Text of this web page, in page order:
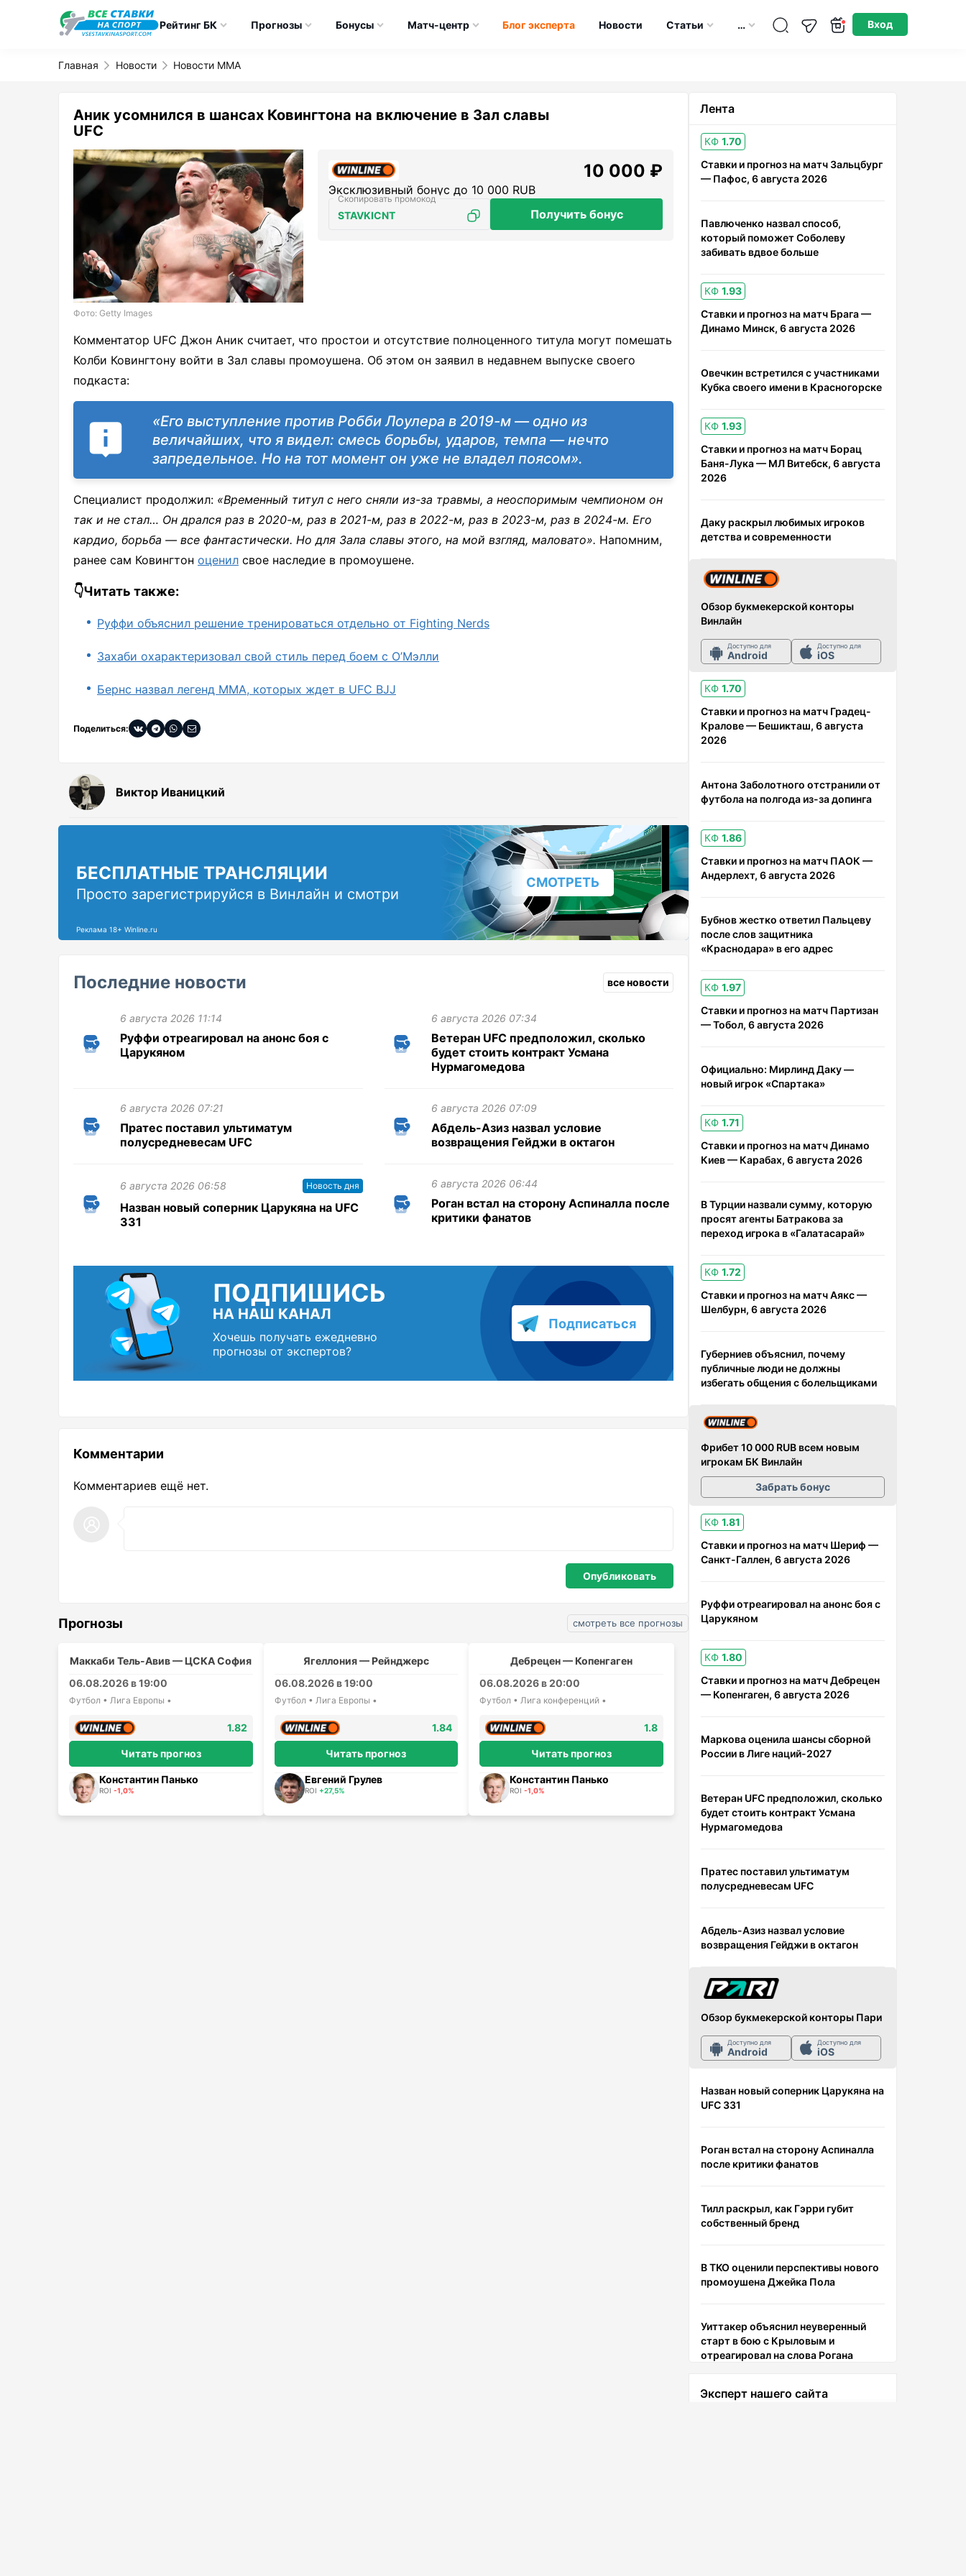
Рейтинг БК Прогнозы Бонусы Матч-центр Блог эксперта Новости Статьи … Вход
Главная Новости Новости ММА
Аник усомнился в шансах Ковингтона на включение в Зал славы
UFC
Фото: Getty Images
10 000 ₽
Эксклюзивный бонус до 10 000 RUB
STAVKICNT Получить бонус
Комментатор UFC Джон Аник считает, что простои и отсутствие полноценного титула могут помешать
Колби Ковингтону войти в Зал славы промоушена. Об этом он заявил в недавнем выпуске своего
подкаста:
«Его выступление против Робби Лоулера в 2019-м — одно из
величайших, что я видел: смесь борьбы, ударов, темпа — нечто
запредельное. Но на тот момент он уже не владел поясом».
Специалист продолжил: «Временный титул с него сняли из-за травмы, а неоспоримым чемпионом он
так и не стал… Он дрался раз в 2020-м, раз в 2021-м, раз в 2022-м, раз в 2023-м, раз в 2024-м. Его
кардио, борьба — все фантастически. Но для Зала славы этого, на мой взгляд, маловато». Напомним,
ранее сам Ковингтон оценил свое наследие в промоушене.
👇Читать также:
Руффи объяснил решение тренироваться отдельно от Fighting Nerds
Захаби охарактеризовал свой стиль перед боем с О’Мэлли
Бернс назвал легенд ММА, которых ждет в UFC BJJ
Поделиться:
Виктор Иваницкий
БЕСПЛАТНЫЕ ТРАНСЛЯЦИИ
Просто зарегистрируйся в Винлайн и смотри
СМОТРЕТЬ
Реклама 18+ Winline.ru
Последние новости все новости
6 августа 2026 11:14
Руффи отреагировал на анонс боя с
Царукяном
6 августа 2026 07:34
Ветеран UFC предположил, сколько
будет стоить контракт Усмана
Нурмагомедова
6 августа 2026 07:21
Пратес поставил ультиматум
полусредневесам UFC
6 августа 2026 07:09
Абдель-Азиз назвал условие
возвращения Гейджи в октагон
6 августа 2026 06:58 Новость дня
Назван новый соперник Царукяна на UFC
331
6 августа 2026 06:44
Роган встал на сторону Аспиналла после
критики фанатов
ПОДПИШИСЬ
НА НАШ КАНАЛ
Хочешь получать ежедневно
прогнозы от экспертов?
Подписаться
Комментарии
Комментариев ещё нет.
Прогнозы смотреть все прогнозы
Маккаби Тель-Авив — ЦСКА София
06.08.2026 в 19:00
Футбол • Лига Европы •
1.82
Читать прогноз
Константин Панько
ROI -1,0%
Ягеллония — Рейнджерс
06.08.2026 в 19:00
Футбол • Лига Европы •
1.84
Читать прогноз
Евгений Грулев
ROI +27,5%
Дебрецен — Копенгаген
06.08.2026 в 20:00
Футбол • Лига конференций •
1.8
Читать прогноз
Константин Панько
ROI-1,0%
Лента
КФ 1.70
Ставки и прогноз на матч Зальцбург
— Пафос, 6 августа 2026
Павлюченко назвал способ,
который поможет Соболеву
забивать вдвое больше
КФ 1.93
Ставки и прогноз на матч Брага —
Динамо Минск, 6 августа 2026
Овечкин встретился с участниками
Кубка своего имени в Красногорске
КФ 1.93
Ставки и прогноз на матч Борац
Баня-Лука — МЛ Витебск, 6 августа
2026
Даку раскрыл любимых игроков
детства и современности
Обзор букмекерской конторы
Винлайн
Доступно для
Android
Доступно для
iOS
КФ 1.70
Ставки и прогноз на матч Градец-
Кралове — Бешикташ, 6 августа
2026
Антона Заболотного отстранили от
футбола на полгода из-за допинга
КФ 1.86
Ставки и прогноз на матч ПАОК —
Андерлехт, 6 августа 2026
Бубнов жестко ответил Пальцеву
после слов защитника
«Краснодара» в его адрес
КФ 1.97
Ставки и прогноз на матч Партизан
— Тобол, 6 августа 2026
Официально: Мирлинд Даку —
новый игрок «Спартака»
КФ 1.71
Ставки и прогноз на матч Динамо
Киев — Карабах, 6 августа 2026
В Турции назвали сумму, которую
просят агенты Батракова за
переход игрока в «Галатасарай»
КФ 1.72
Ставки и прогноз на матч Аякс —
Шелбурн, 6 августа 2026
Губерниев объяснил, почему
публичные люди не должны
избегать общения с болельщиками
Фрибет 10 000 RUB всем новым
игрокам БК Винлайн
Забрать бонус
КФ 1.81
Ставки и прогноз на матч Шериф —
Санкт-Галлен, 6 августа 2026
Руффи отреагировал на анонс боя с
Царукяном
КФ 1.80
Ставки и прогноз на матч Дебрецен
— Копенгаген, 6 августа 2026
Маркова оценила шансы сборной
России в Лиге наций-2027
Ветеран UFC предположил, сколько
будет стоить контракт Усмана
Нурмагомедова
Пратес поставил ультиматум
полусредневесам UFC
Абдель-Азиз назвал условие
возвращения Гейджи в октагон
Обзор букмекерской конторы Пари
Доступно для
Android
Доступно для
iOS
Назван новый соперник Царукяна на
UFC 331
Роган встал на сторону Аспиналла
после критики фанатов
Тилл раскрыл, как Гэрри губит
собственный бренд
В TKO оценили перспективы нового
промоушена Джейка Пола
Уиттакер объяснил неуверенный
старт в бою с Крыловым и
отреагировал на слова Рогана
Эксперт нашего сайта